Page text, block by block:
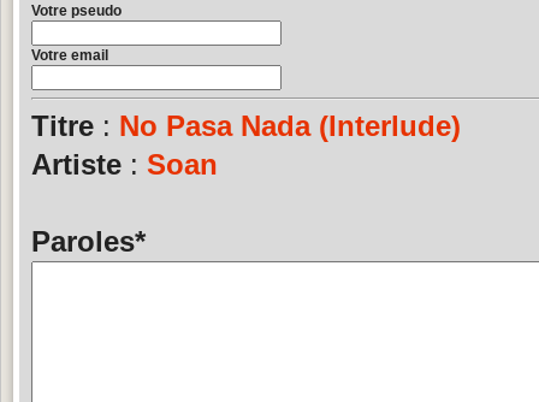
Votre pseudo
Votre email
Titre : No Pasa Nada (Interlude)
Artiste : Soan
Paroles*